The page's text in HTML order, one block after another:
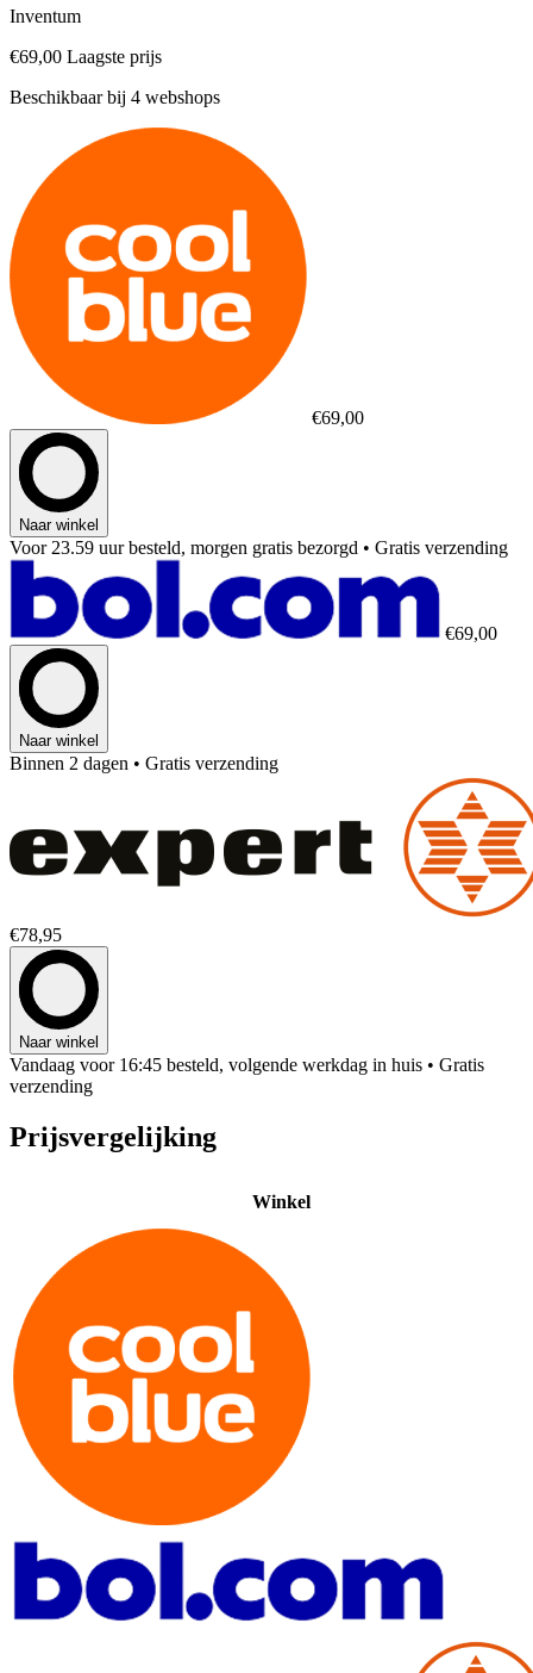
Inventum
€69,00 Laagste prijs
Beschikbaar bij 4 webshops
€69,00
Naar winkel
Voor 23.59 uur besteld, morgen gratis bezorgd • Gratis verzending
€69,00
Naar winkel
Binnen 2 dagen • Gratis verzending
€78,95
Naar winkel
Vandaag voor 16:45 besteld, volgende werkdag in huis • Gratis
verzending
Prijsvergelijking
Winkel